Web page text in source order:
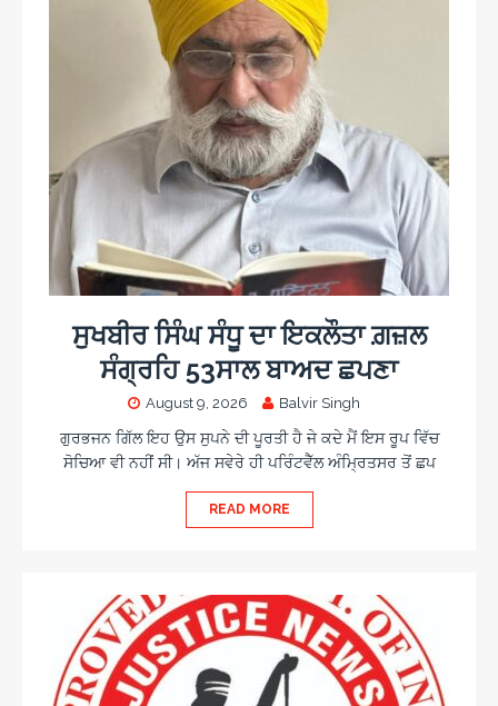
ਸੁਖਬੀਰ ਸਿੰਘ ਸੰਧੂ ਦਾ ਇਕਲੌਤਾ ਗ਼ਜ਼ਲ
ਸੰਗ੍ਰਹਿ 53ਸਾਲ ਬਾਅਦ ਛਪਣਾ
August 9, 2026 Balvir Singh
ਗੁਰਭਜਨ ਗਿੱਲ ਇਹ ਉਸ ਸੁਪਨੇ ਦੀ ਪੂਰਤੀ ਹੈ ਜੇ ਕਦੇ ਮੈਂ ਇਸ ਰੂਪ ਵਿੱਚ
ਸੋਚਿਆ ਵੀ ਨਹੀਂ ਸੀ। ਅੱਜ ਸਵੇਰੇ ਹੀ ਪਰਿੰਟਵੈੱਲ ਅੰਮ੍ਰਿਤਸਰ ਤੋਂ ਛਪ
READ MORE